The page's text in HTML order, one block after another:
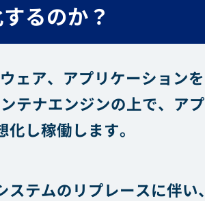
るのか？
ェア、アプリケーションを
テナエンジンの上で、アプ
し稼働します。
テムのリプレースに伴い、